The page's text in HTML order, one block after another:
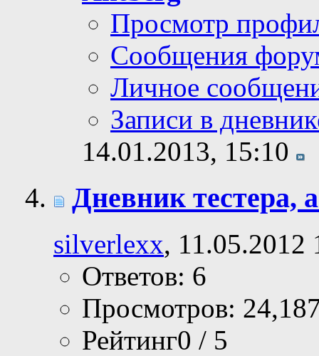
Просмотр
Сообщения
Личное
Записи в
14.01.2013, 15:10
Дневник тестера,
silverlexx, 11.05.2012
Ответов: 6
Просмотров:
Рейтинг0 / 5